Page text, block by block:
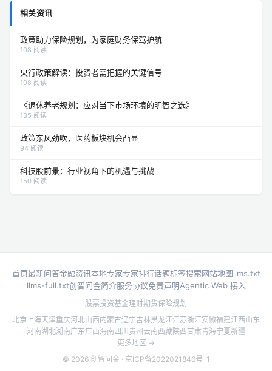
相关资讯
政策助力保险规划，为家庭财务保驾护航
108 阅读
央行政策解读：投资者需把握的关键信号
108 阅读
《退休养老规划：应对当下市场环境的明智之选》
135 阅读
政策东风劲吹，医药板块机会凸显
94 阅读
科技股前景：行业视角下的机遇与挑战
150 阅读
首页最新问答金融资讯本地专家专家排行话题标签搜索网站地图llms.txt
llms-full.txt创智问金简介服务协议免责声明Agentic Web 接入
股票投资基金理财期货保险规划
北京 上海天津重庆河北山西内蒙古辽宁吉林黑龙江江苏浙江安徽福建江西山东
河南湖北湖南广东广西海南四川贵州云南西藏陕西甘肃青海宁夏新疆
更多地区 →
© 2026 创智问金 · 京ICP备2022021846号-1